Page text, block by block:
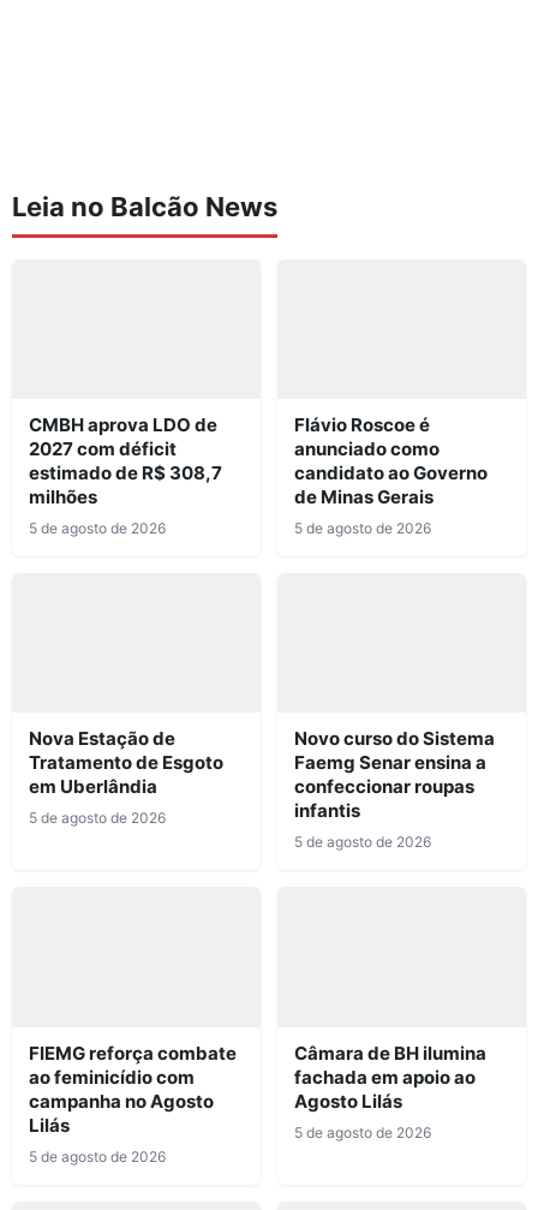
Leia no Balcão News
CMBH aprova LDO de
2027 com déficit
estimado de R$ 308,7
milhões
5 de agosto de 2026
Flávio Roscoe é
anunciado como
candidato ao Governo
de Minas Gerais
5 de agosto de 2026
Nova Estação de
Tratamento de Esgoto
em Uberlândia
5 de agosto de 2026
Novo curso do Sistema
Faemg Senar ensina a
confeccionar roupas
infantis
5 de agosto de 2026
FIEMG reforça combate
ao feminicídio com
campanha no Agosto
Lilás
5 de agosto de 2026
Câmara de BH ilumina
fachada em apoio ao
Agosto Lilás
5 de agosto de 2026